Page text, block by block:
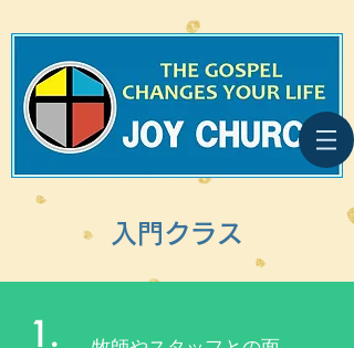
入門クラス
1.